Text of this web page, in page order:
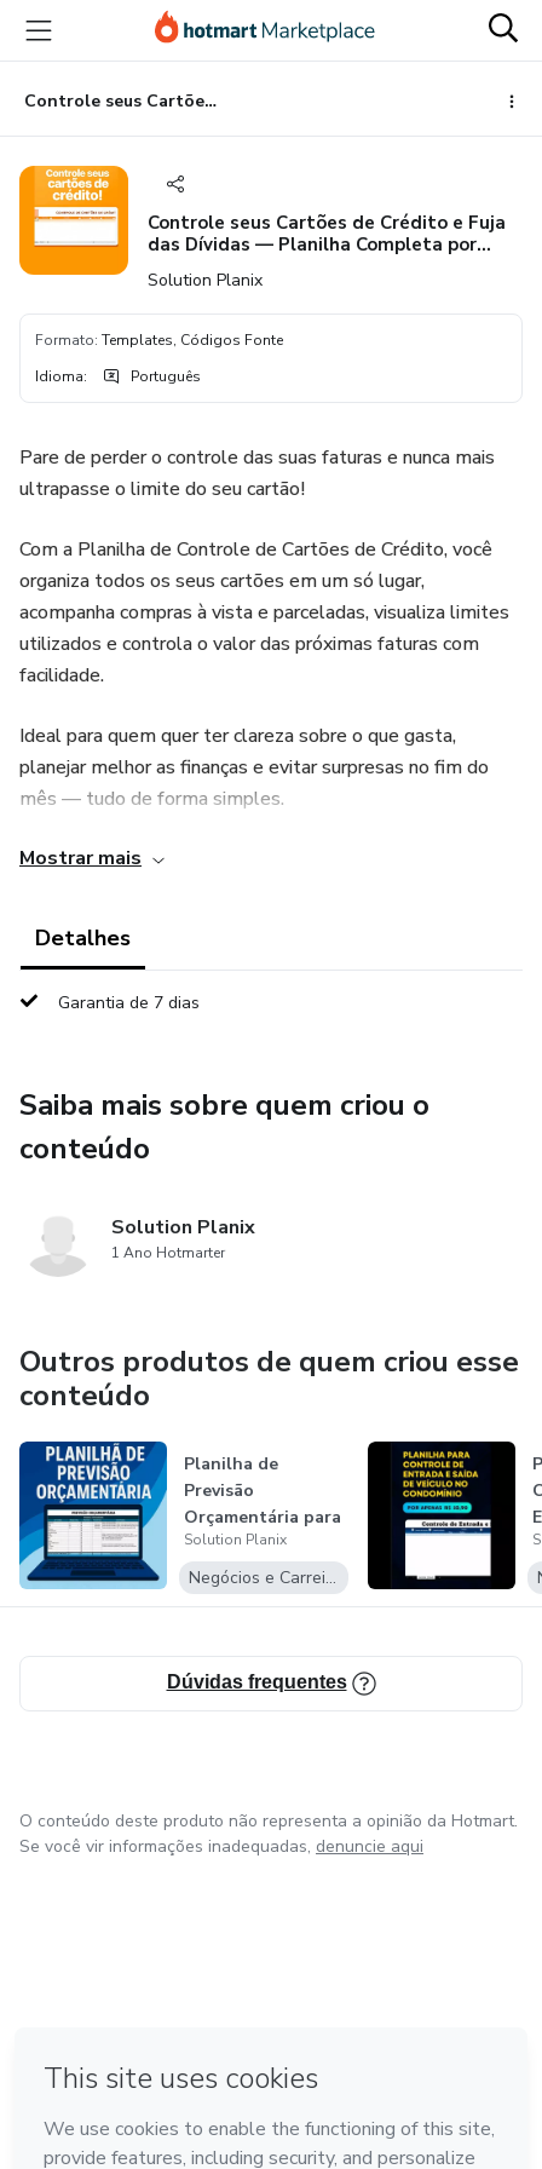
para
conteúdo
principal
para
pagamento
para
rodapé
Controle seus Cartões de Crédito e Fuja das Dívidas — Planilha Completa por Apenas R$10,90!
Controle seus Cartões de Crédito e Fuja
das Dívidas — Planilha Completa por
Solution Planix
Formato: Templates, Códigos Fonte
Idioma: Português
Pare de perder o controle das suas faturas e nunca mais
ultrapasse o limite do seu cartão!
Com a Planilha de Controle de Cartões de Crédito, você
organiza todos os seus cartões em um só lugar,
acompanha compras à vista e parceladas, visualiza limites
utilizados e controla o valor das próximas faturas com
facilidade.
Ideal para quem quer ter clareza sobre o que gasta,
planejar melhor as finanças e evitar surpresas no fim do
mês — tudo de forma simples.
💳 Recursos que você vai amar:
✅ Total de faturas do.
Tudo isso por apenas R$10,90!
Invista menos de um café e tenha tranquilidade financeira
todos os meses. ☕💰
Mostrar mais
Detalhes
Garantia de 7 dias
Saiba mais sobre quem criou o
conteúdo
Solution Planix
1 Ano Hotmarter
Outros produtos de quem criou esse
conteúdo
Planilha de
Previsão
Orçamentária para
Condomínios –
COMPLET...
Solution Planix
Negócios e Carreira
Dúvidas frequentes
O conteúdo deste produto não representa a opinião da Hotmart.
Se você vir informações inadequadas, denuncie aqui
Feito com ❤ em Bogotá